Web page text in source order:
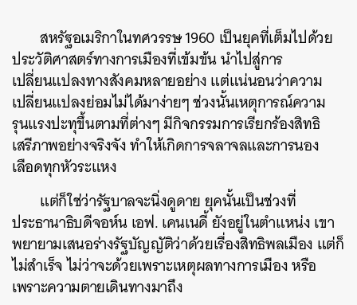
สหรัฐอเมริกาในทศวรรษ 1960 เป็นยุคที่เต็มไปด้วย
ประวัติศาสตร์ทางการเมืองที่เข้มข้น นำไปสู่การ
เปลี่ยนแปลงทางสังคมหลายอย่าง แต่แน่นอนว่าความ
เปลี่ยนแปลงย่อมไม่ได้มาง่ายๆ ช่วงนั้นเหตุการณ์ความ
รุนแรงปะทุขึ้นตามที่ต่างๆ มีกิจกรรมการเรียกร้องสิทธิ
เสรีภาพอย่างจริงจัง ทำให้เกิดการจลาจลและการนอง
เลือดทุกหัวระแหง
แต่ก็ใช่ว่ารัฐบาลจะนิ่งดูดาย ยุคนั้นเป็นช่วงที่
ประธานาธิบดีจอห์น เอฟ. เคนเนดี้ ยังอยู่ในตำแหน่ง เขา
พยายามเสนอร่างรัฐบัญญัติว่าด้วยเรื่องสิทธิพลเมือง แต่ก็
ไม่สำเร็จ ไม่ว่าจะด้วยเพราะเหตุผลทางการเมือง หรือ
เพราะความตายเดินทางมาถึง